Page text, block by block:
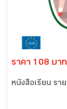
ราคา 108 บาท
หนังสือเรียน ราย